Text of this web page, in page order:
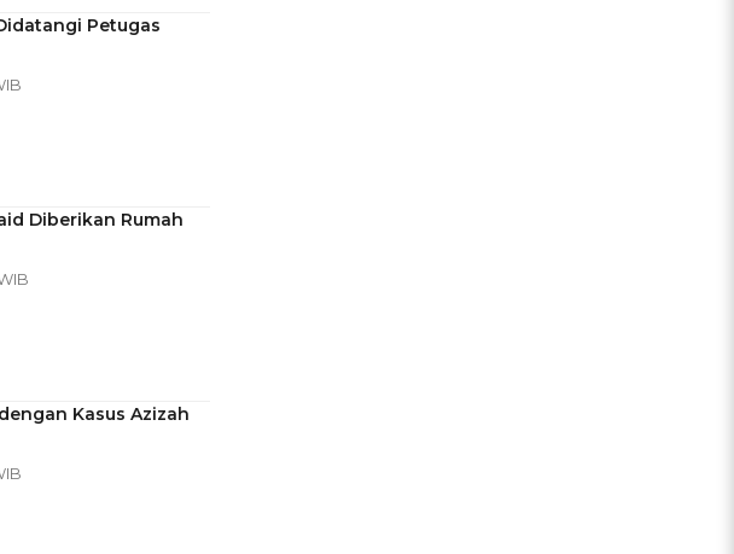
Petugas
Diberikan Rumah
Kasus Azizah